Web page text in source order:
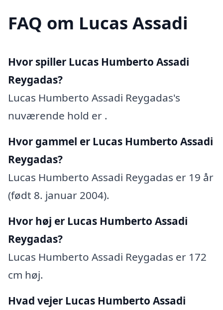
FAQ om Lucas Assadi
Hvor spiller Lucas Humberto Assadi
Reygadas?
Lucas Humberto Assadi Reygadas's
nuværende hold er .
Hvor gammel er Lucas Humberto Assadi
Reygadas?
Lucas Humberto Assadi Reygadas er 19 år
(født 8. januar 2004).
Hvor høj er Lucas Humberto Assadi
Reygadas?
Lucas Humberto Assadi Reygadas er 172
cm høj.
Hvad vejer Lucas Humberto Assadi